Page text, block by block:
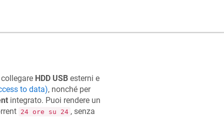
HDD USBesterni e
to data), nonché per
integrato. Puoi rendere un
24 ore su 24 , senza